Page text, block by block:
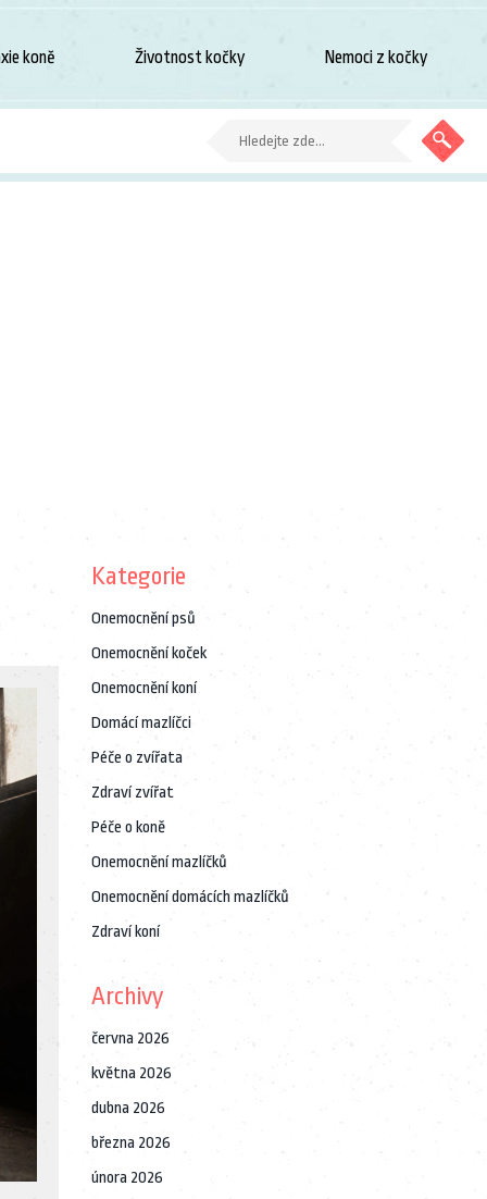
koně Životnost kočky Nemoci z kočky
Kategorie
Onemocnění psů
Onemocnění koček
Onemocnění koní
Domácí mazlíčci
Péče o zvířata
Zdraví zvířat
Péče o koně
Onemocnění mazlíčků
Onemocnění domácích mazlíčků
Zdraví koní
Archivy
června 2026
května 2026
dubna 2026
března 2026
února 2026